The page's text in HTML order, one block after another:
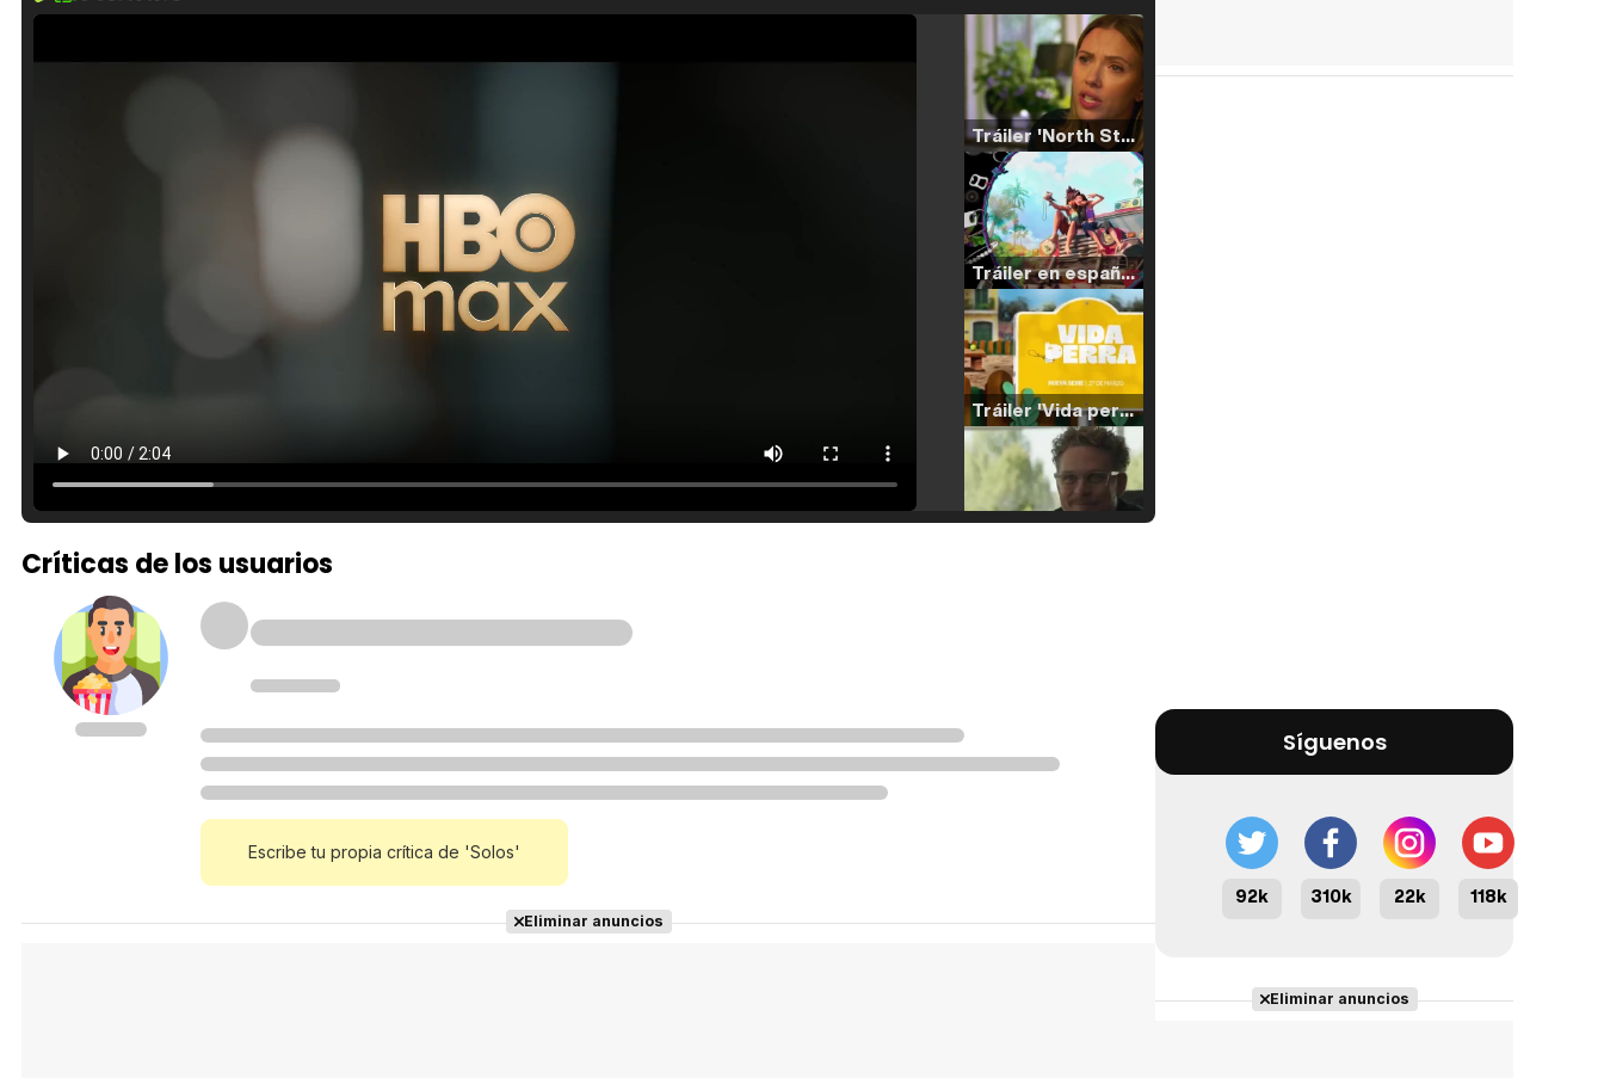
Tráiler 'North Star' (2023)
Tráiler en español de 'La isla olvidada'
Tráiler 'Vida perra' (2026)
Críticas de los usuarios
Escribe tu propia crítica de 'Solos'
Eliminar anuncios
Síguenos
92k 310k 22k 118k
Eliminar anuncios